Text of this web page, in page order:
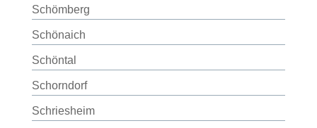
Schömberg
Schönaich
Schöntal
Schorndorf
Schriesheim